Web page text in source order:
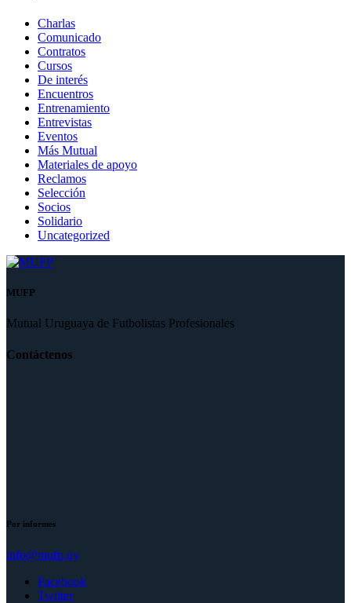
Charlas
Comunicado
Contratos
Cursos
De interés
Encuentros
Entrenamiento
Entrevistas
Eventos
Más Mutual
Materiales de apoyo
Reclamos
Selección
Socios
Solidario
Uncategorized
MUFP
Mutual Uruguaya de Futbolistas Profesionales
Contáctenos
Por informes
info@mufp.uy
Facebook
Twitter